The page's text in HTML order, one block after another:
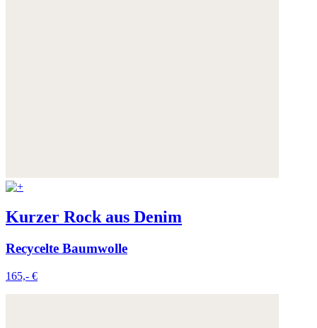
Kurzer Rock aus Denim
Recycelte Baumwolle
165,- €